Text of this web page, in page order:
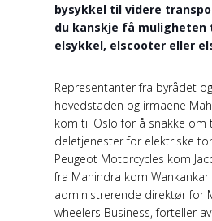
bysykkel til videre
du kanskje få muligheten
elsykkel, elscooter eller
Representanter fra byrådet
hovedstaden og irmaene
kom til Oslo for å snakke om
deletjenester for elektriske
Peugeot Motorcycles kom
fra Mahindra kom Wankankar
administrerende direktør for
wheelers Business, forteller